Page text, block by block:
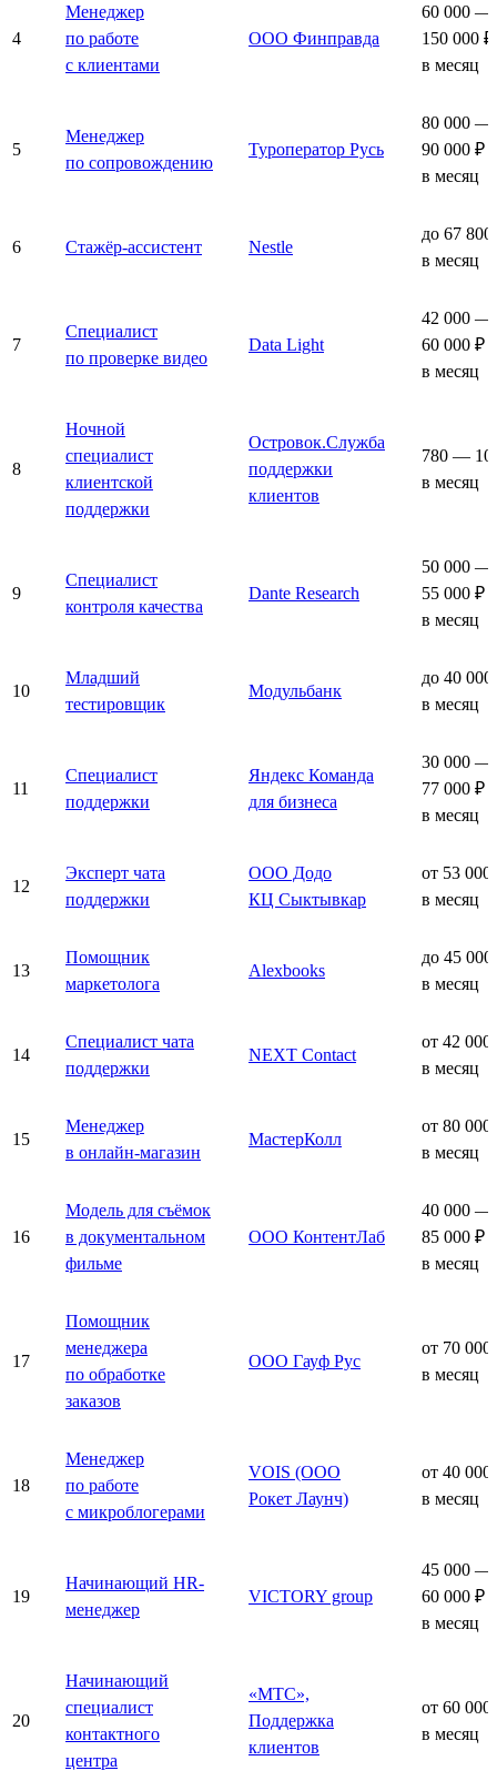
4
Менеджер
по работе
с клиентами
ООО Финправда
60 000 —
150 000 ₽
в месяц
5
Менеджер
по сопровождению
Туроператор Русь
80 000 —
90 000 ₽
в месяц
6 Стажёр-ассистент Nestle
до 67 800
в месяц
7
Специалист
по проверке видео
Data Light
42 000 —
60 000 ₽
в месяц
8
Ночной
специалист
клиентской
поддержки
Островок.Служба
поддержки
клиентов
780 —
в месяц
9
Специалист
контроля качества
Dante Research
50 000 —
55 000 ₽
в месяц
10
Младший
тестировщик
Модульбанк
до 40 000
в месяц
11
Специалист
поддержки
Яндекс Команда
для бизнеса
30 000 —
77 000 ₽
в месяц
12
Эксперт чата
поддержки
ООО Додо
КЦ Сыктывкар
от 53 000
в месяц
13
Помощник
маркетолога
Alexbooks
до 45 000
в месяц
14
Специалист чата
поддержки
NEXT Contact
от 42 000
в месяц
15
Менеджер
в онлайн-магазин
МастерКолл
от 80 000
в месяц
16
Модель для съёмок
в документальном
фильме
ООО КонтентЛаб
40 000 —
85 000 ₽
в месяц
17
Помощник
менеджера
по обработке
заказов
ООО Гауф Рус
от 70 000
в месяц
18
Менеджер
по работе
с микроблогерами
VOIS (ООО
Рокет Лаунч)
от 40 000
в месяц
19
Начинающий HR-
менеджер
VICTORY group
45 000 —
60 000 ₽
в месяц
20
Начинающий
специалист
контактного
центра
«МТС»,
Поддержка
клиентов
от 60 000
в месяц